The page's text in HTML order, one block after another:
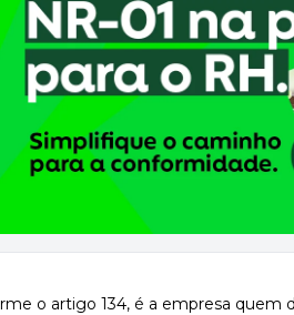
rápido
o artigo 134, é a empresa quem